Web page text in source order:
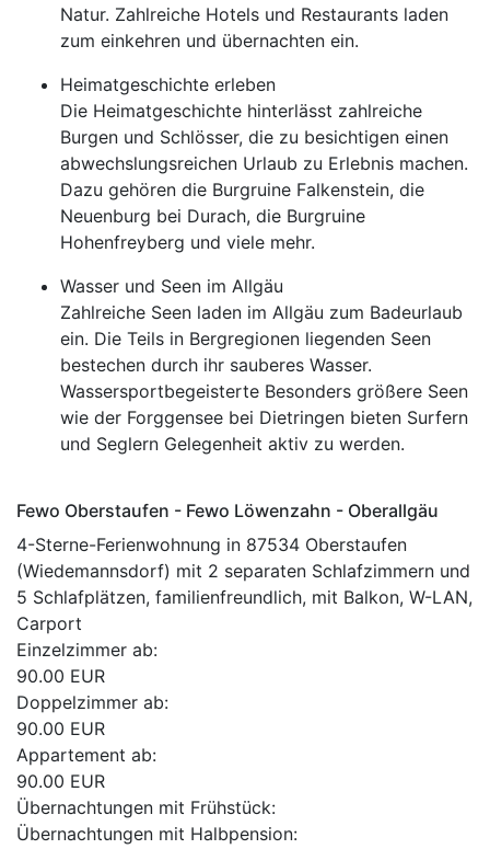
Natur. Zahlreiche Hotels und Restaurants laden
zum einkehren und übernachten ein.
Heimatgeschichte erleben
Die Heimatgeschichte hinterlässt zahlreiche
Burgen und Schlösser, die zu besichtigen einen
abwechslungsreichen Urlaub zu Erlebnis machen.
Dazu gehören die Burgruine Falkenstein, die
Neuenburg bei Durach, die Burgruine
Hohenfreyberg und viele mehr.
Wasser und Seen im Allgäu
Zahlreiche Seen laden im Allgäu zum Badeurlaub
ein. Die Teils in Bergregionen liegenden Seen
bestechen durch ihr sauberes Wasser.
Wassersportbegeisterte Besonders größere Seen
wie der Forggensee bei Dietringen bieten Surfern
und Seglern Gelegenheit aktiv zu werden.
Fewo Oberstaufen - Fewo Löwenzahn - Oberallgäu
4-Sterne-Ferienwohnung in 87534 Oberstaufen
(Wiedemannsdorf) mit 2 separaten Schlafzimmern und
5 Schlafplätzen, familienfreundlich, mit Balkon, W-LAN,
Carport
Einzelzimmer ab:
90.00 EUR
Doppelzimmer ab:
90.00 EUR
Appartement ab:
90.00 EUR
Übernachtungen mit Frühstück:
Übernachtungen mit Halbpension: